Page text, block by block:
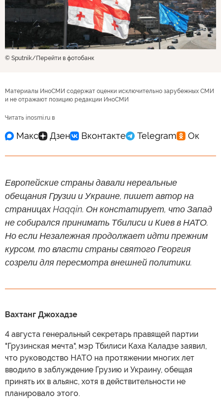
© Sputnik Перейти в фотобанк
Материалы ИноСМИ содержат оценки исключительно зарубежных СМИ
и не отражают позицию редакции ИноСМИ
Читать inosmi.ru в
Европейские страны давали нереальные
обещания Грузии и Украине, пишет автор на
страницах Haqqin. Он констатирует, что Запад
не собирался принимать Тбилиси и Киев в НАТО.
Но если Незалежная продолжает идти прежним
курсом, то власти страны святого Георгия
созрели для пересмотра внешней политики.
Вахтанг Джохадзе
4 августа генеральный секретарь правящей партии
"Грузинская мечта", мэр Тбилиси Каха Каладзе заявил,
что руководство НАТО на протяжении многих лет
вводило в заблуждение Грузию и Украину, обещая
принять их в альянс, хотя в действительности не
планировало этого.